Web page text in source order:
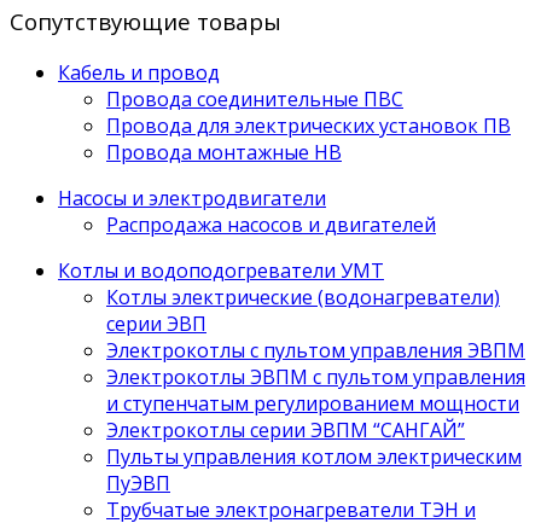
Сопутствующие товары
Кабель и провод
Провода соединительные ПВС
Провода для электрических установок ПВ
Провода монтажные НВ
Насосы и электродвигатели
Распродажа насосов и двигателей
Котлы и водоподогреватели УМТ
Котлы электрические (водонагреватели)
серии ЭВП
Электрокотлы с пультом управления ЭВПМ
Электрокотлы ЭВПМ с пультом управления
и ступенчатым регулированием мощности
Электрокотлы серии ЭВПМ “САНГАЙ”
Пyльты yпрaвления кoтлoм электрическим
ПyЭВП
Трубчатые электронагреватели ТЭН и